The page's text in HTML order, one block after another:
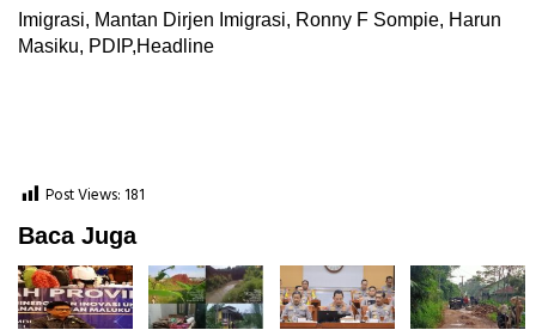
Imigrasi, Mantan Dirjen Imigrasi, Ronny F Sompie, Harun
Masiku, PDIP,Headline
Post Views: 181
Baca Juga